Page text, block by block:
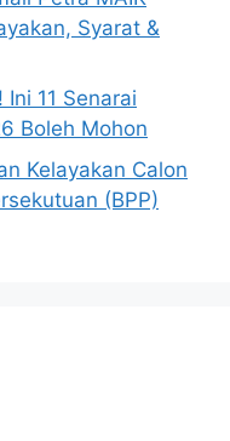
Syarat &
11 Senarai
Boleh Mohon
Kelayakan Calon
(BPP)